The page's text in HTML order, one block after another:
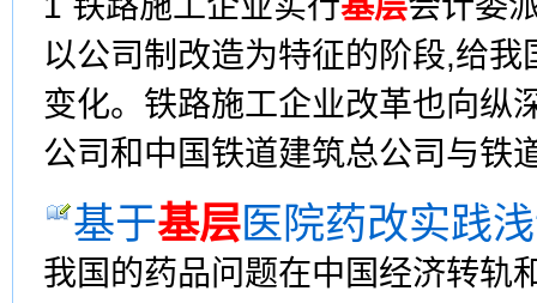
以公司制改造为特征的阶段,给
变化。铁路施工企业改革也向
公司和中国铁道建筑总公司与铁
基于基层医院药改实践
我国的药品问题在中国经济转轨